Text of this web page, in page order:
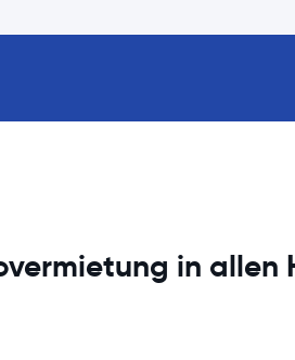
in allen